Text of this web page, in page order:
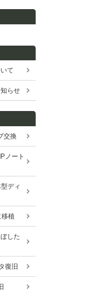
て
らせ
交換
ノート
ディ
植
した
復旧